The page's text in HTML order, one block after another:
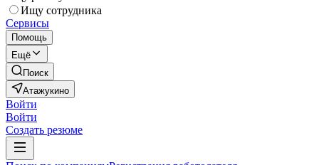
Ищу сотрудника
Сервисы
Помощь
Ещё
Поиск
Атажукино
Войти
Войти
Создать резюме